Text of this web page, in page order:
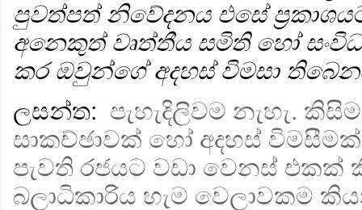
පුවත්පත් නිවේදනය එසේ
අනෙකුත් වෘත්තීය සමිති හෝ
කර ඔවුන්ගේ අදහස් විමසා
ලසන්ත: පැහැදිලිවම නැහැ.
සාකච්ඡාවක් හෝ අදහස්
පැවති රජයට වඩා වෙනස් එකක්
බලාධිකාරිය හැම වෙලාවකම